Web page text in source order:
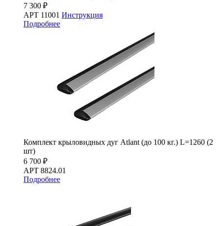
7 300 ₽
АРТ 11001 Инструкция
Подробнее
Комплект крыловидных дуг Atlant (до 100 кг.) L=1260 (2
шт)
6 700 ₽
АРТ 8824.01
Подробнее